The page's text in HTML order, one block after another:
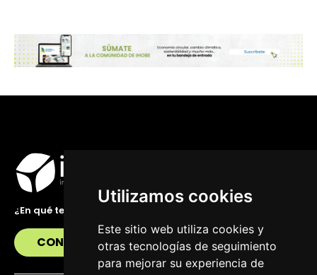
Utilizamos cookies
Este sitio web utiliza cookies y
otras tecnologías de seguimiento
para mejorar su experiencia de
¿En qué te podemos ayudar?
CONTÁCTANOS